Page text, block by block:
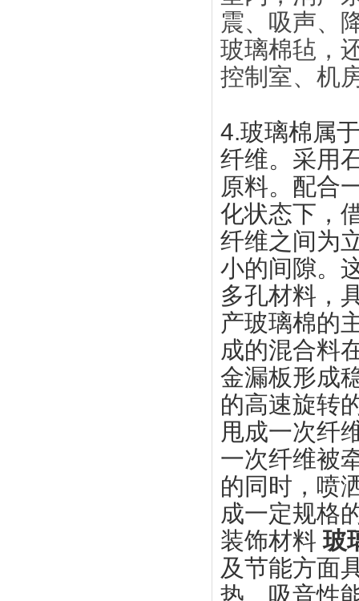
震、吸声、
玻璃棉毡，
控制室、机
4.玻璃棉属
纤维。采用
原料。配合
化状态下，
纤维之间为
小的间隙。
多孔材料，
产玻璃棉的
成的混合料
金漏板形成
的高速旋转
甩成一次纤
一次纤维被
的同时，喷
成一定规格
装饰材料玻
及节能方面
热、吸音性